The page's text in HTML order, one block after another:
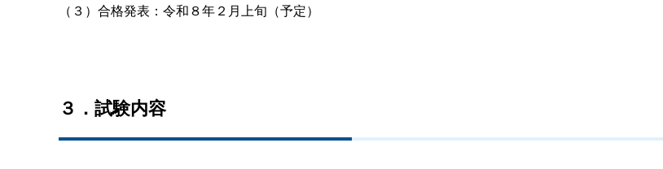
（３）合格発表：令和８年２月上旬（予定）
３．試験内容